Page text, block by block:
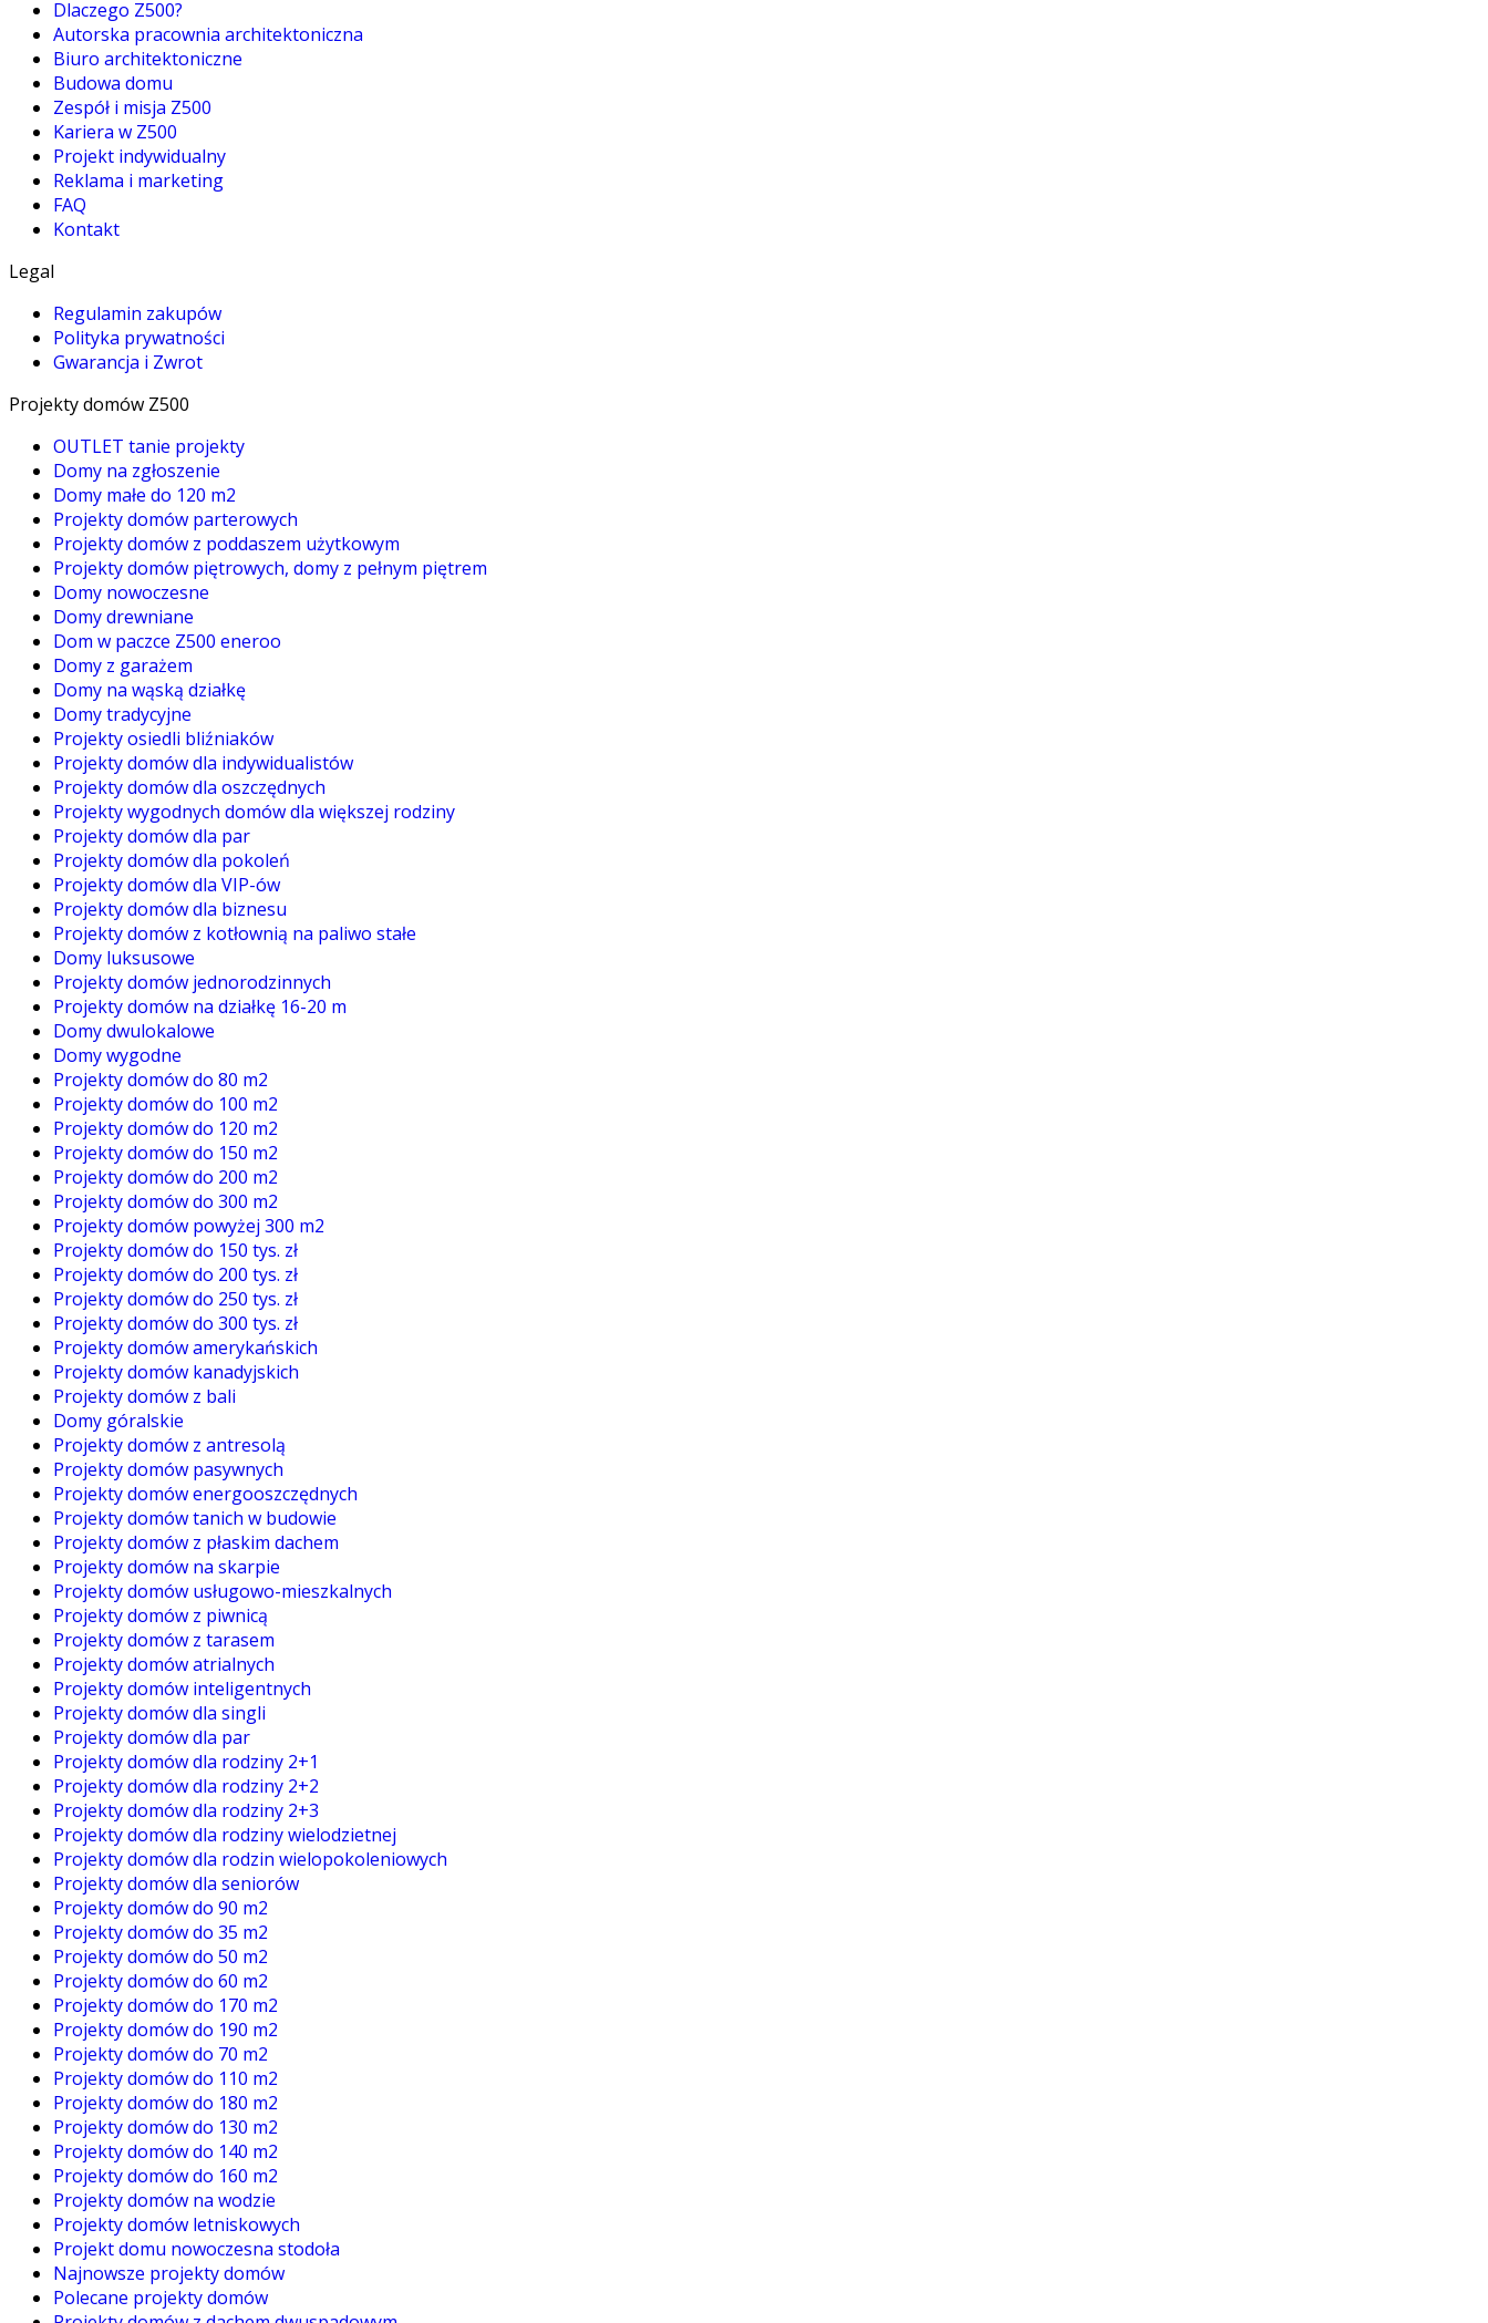
Dlaczego Z500?
Autorska pracownia architektoniczna
Biuro architektoniczne
Budowa domu
Zespół i misja Z500
Kariera w Z500
Projekt indywidualny
Reklama i marketing
FAQ
Kontakt
Legal
Regulamin zakupów
Polityka prywatności
Gwarancja i Zwrot
Projekty domów Z500
OUTLET tanie projekty
Domy na zgłoszenie
Domy małe do 120 m2
Projekty domów parterowych
Projekty domów z poddaszem użytkowym
Projekty domów piętrowych, domy z pełnym piętrem
Domy nowoczesne
Domy drewniane
Dom w paczce Z500 eneroo
Domy z garażem
Domy na wąską działkę
Domy tradycyjne
Projekty osiedli bliźniaków
Projekty domów dla indywidualistów
Projekty domów dla oszczędnych
Projekty wygodnych domów dla większej rodziny
Projekty domów dla par
Projekty domów dla pokoleń
Projekty domów dla VIP-ów
Projekty domów dla biznesu
Projekty domów z kotłownią na paliwo stałe
Domy luksusowe
Projekty domów jednorodzinnych
Projekty domów na działkę 16-20 m
Domy dwulokalowe
Domy wygodne
Projekty domów do 80 m2
Projekty domów do 100 m2
Projekty domów do 120 m2
Projekty domów do 150 m2
Projekty domów do 200 m2
Projekty domów do 300 m2
Projekty domów powyżej 300 m2
Projekty domów do 150 tys. zł
Projekty domów do 200 tys. zł
Projekty domów do 250 tys. zł
Projekty domów do 300 tys. zł
Projekty domów amerykańskich
Projekty domów kanadyjskich
Projekty domów z bali
Domy góralskie
Projekty domów z antresolą
Projekty domów pasywnych
Projekty domów energooszczędnych
Projekty domów tanich w budowie
Projekty domów z płaskim dachem
Projekty domów na skarpie
Projekty domów usługowo-mieszkalnych
Projekty domów z piwnicą
Projekty domów z tarasem
Projekty domów atrialnych
Projekty domów inteligentnych
Projekty domów dla singli
Projekty domów dla par
Projekty domów dla rodziny 2+1
Projekty domów dla rodziny 2+2
Projekty domów dla rodziny 2+3
Projekty domów dla rodziny wielodzietnej
Projekty domów dla rodzin wielopokoleniowych
Projekty domów dla seniorów
Projekty domów do 90 m2
Projekty domów do 35 m2
Projekty domów do 50 m2
Projekty domów do 60 m2
Projekty domów do 170 m2
Projekty domów do 190 m2
Projekty domów do 70 m2
Projekty domów do 110 m2
Projekty domów do 180 m2
Projekty domów do 130 m2
Projekty domów do 140 m2
Projekty domów do 160 m2
Projekty domów na wodzie
Projekty domów letniskowych
Projekt domu nowoczesna stodoła
Najnowsze projekty domów
Polecane projekty domów